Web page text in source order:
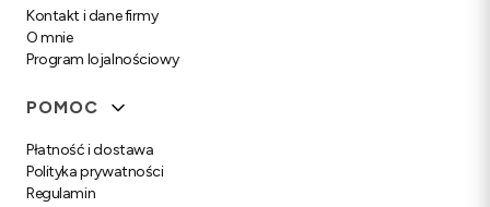
Kontakt i dane firmy
O mnie
Program lojalnościowy
POMOC
Płatność i dostawa
Polityka prywatności
Regulamin